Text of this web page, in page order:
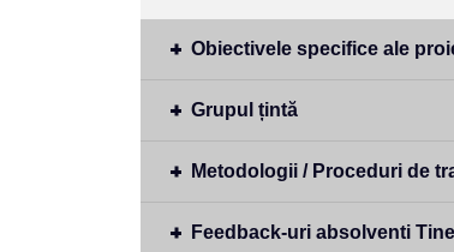
Obiectivele specifice ale
Grupul țintă
Metodologii / Proceduri de
Feedback-uri absolventi